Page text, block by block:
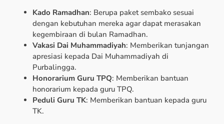
Kado Ramadhan: Berupa paket sembako sesuai
dengan kebutuhan mereka agar dapat merasakan
kegembiraan di bulan Ramadhan.
Vakasi Dai Muhammadiyah: Memberikan tunjangan
apresiasi kepada Dai Muhammadiyah di
Purbalingga.
Honorarium Guru TPQ: Memberikan bantuan
honorarium kepada guru TPQ.
Peduli Guru TK: Memberikan bantuan kepada guru
TK.